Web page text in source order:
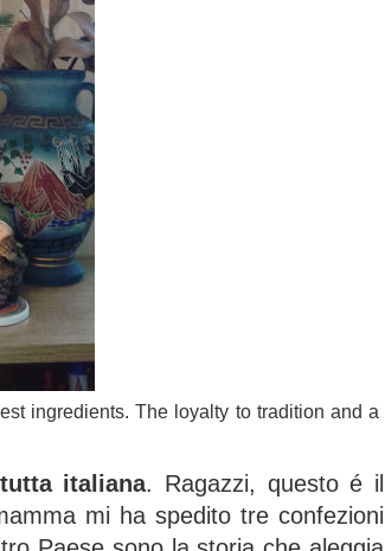
ingredients. The loyalty to tradition and a
italiana. Ragazzi, questo é il
mi ha spedito tre confezioni